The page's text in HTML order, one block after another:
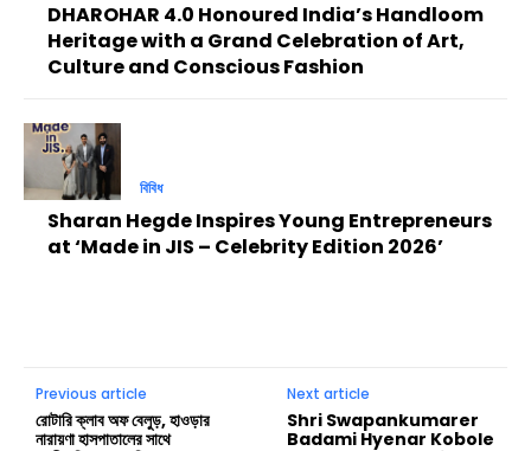
DHAROHAR 4.0 Honoured India’s Handloom
Heritage with a Grand Celebration of Art,
Culture and Conscious Fashion
বিবিধ
Sharan Hegde Inspires Young Entrepreneurs
at ‘Made in JIS – Celebrity Edition 2026’
Previous article
রোটারি ক্লাব অফ বেলুড়, হাওড়ার
নারায়ণা হাসপাতালের সাথে
Next article
Shri Swapankumarer
Badami Hyenar Kobole